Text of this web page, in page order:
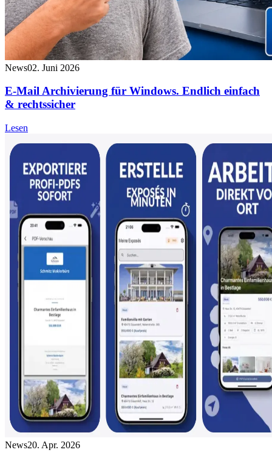
News02. Juni 2026
E-Mail Archivierung für Windows. Endlich einfach
& rechtssicher
Lesen
News20. Apr. 2026